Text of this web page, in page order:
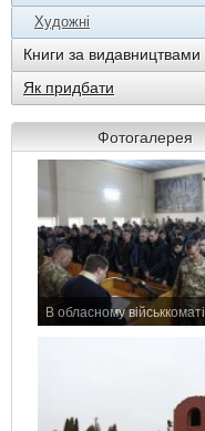
Художні
Книги за видавництвами
Як придбати
Фотогалерея
В обласному військкоматі